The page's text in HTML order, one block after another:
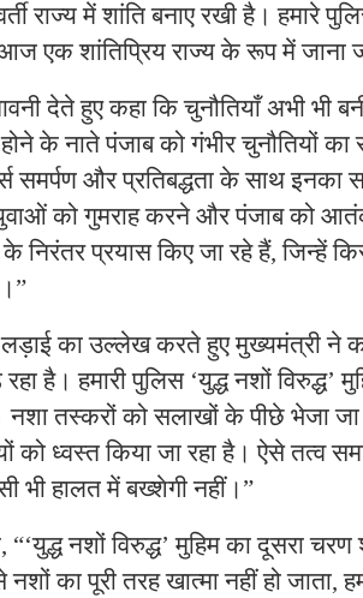
राज्य में शांति बनाए रखी है। हमारे
एक शांतिप्रिय राज्य के रूप में जाना
देते हुए कहा कि चुनौतियाँ अभी भी
होने के नाते पंजाब को गंभीर चुनौतियों
समर्पण और प्रतिबद्धता के साथ इनका
युवाओं को गुमराह करने और पंजाब को
निरंतर प्रयास किए जा रहे हैं, जिन्हें
का उल्लेख करते हुए मुख्यमंत्री ने
है। हमारी पुलिस ‘युद्ध नशों विरुद्ध’
नशा तस्करों को सलाखों के पीछे भेजा
को ध्वस्त किया जा रहा है। ऐसे तत्व
भी हालत में बख्शेगी नहीं।”
नशों विरुद्ध’ मुहिम का दूसरा
का पूरी तरह खात्मा नहीं हो जाता,